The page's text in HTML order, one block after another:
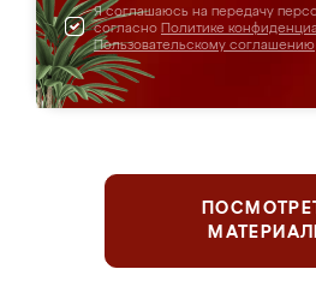
Я соглашаюсь на передачу
согласно Политике
Пользовательскому соглашению